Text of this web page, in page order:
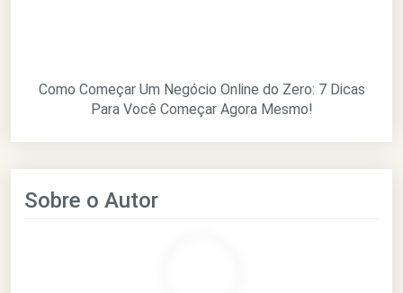
Como Começar Um Negócio Online do Zero: 7 Dicas
Para Você Começar Agora Mesmo!
Sobre o Autor